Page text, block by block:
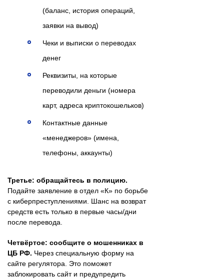
(баланс, история операций,
заявки на вывод)
Чеки и выписки о переводах
денег
Реквизиты, на которые
переводили деньги (номера
карт, адреса криптокошельков)
Контактные данные
«менеджеров» (имена,
телефоны, аккаунты)
Третье: обращайтесь в полицию.
Подайте заявление в отдел «К» по борьбе
с киберпреступлениями. Шанс на возврат
средств есть только в первые часы/дни
после перевода.
Четвёртое: сообщите о мошенниках в
ЦБ РФ. Через специальную форму на
сайте регулятора. Это поможет
заблокировать сайт и предупредить